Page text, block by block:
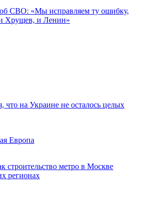
СВО: «Мы исправляем ту ошибку,
Хрущев, и Ленин»
что на Украине не осталось целых
Европа
строительство метро в Москве
регионах